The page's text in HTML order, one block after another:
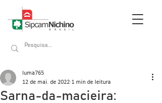
Sarna-da-macieira:
luma765
12 de mai. de 2022 1 min de leitura